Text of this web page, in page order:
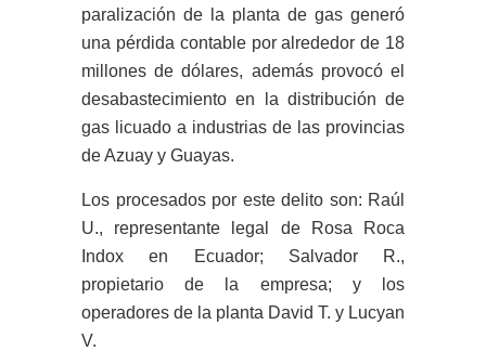
paralización de la planta de gas generó
una pérdida contable por alrededor de 18
millones de dólares, además provocó el
desabastecimiento en la distribución de
gas licuado a industrias de las provincias
de Azuay y Guayas.
Los procesados por este delito son: Raúl
U., representante legal de Rosa Roca
Indox en Ecuador; Salvador R.,
propietario de la empresa; y los
operadores de la planta David T. y Lucyan
V.